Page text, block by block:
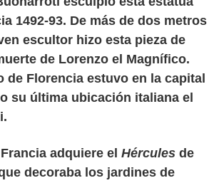
1492-93. De más de dos metros
escultor hizo esta pieza de
de Lorenzo el Magnífico.
de Florencia estuvo en la capital
su última ubicación italiana el
adquiere el Hércules de
decoraba los jardines de